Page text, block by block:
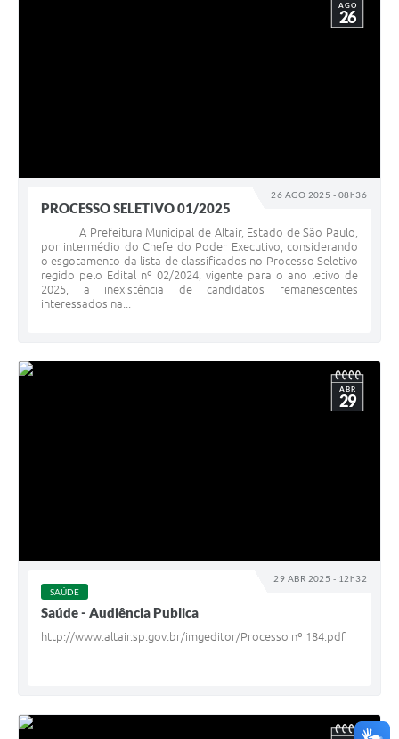
26 AGO 2025 - 08h36
AGO
26
PROCESSO SELETIVO 01/2025
A Prefeitura Municipal de Altair, Estado de São Paulo,
por intermédio do Chefe do Poder Executivo, considerando
o esgotamento da lista de classificados no Processo Seletivo
regido pelo Edital nº 02/2024, vigente para o ano letivo de
2025, a inexistência de candidatos remanescentes
interessados na...
29 ABR 2025 - 12h32
ABR
29
SAÚDE
Saúde - Audiência Publica
http://www.altair.sp.gov.br/imgeditor/Processo nº 184.pdf